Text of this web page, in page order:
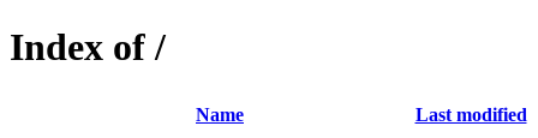
Index of /
Name Last modified